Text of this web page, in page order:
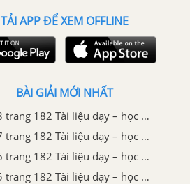
TẢI APP ĐỂ XEM OFFLINE
BÀI GIẢI MỚI NHẤT
Bài 18 trang 182 Tài liệu dạy – học toán 6 tập 1
Bài 17 trang 182 Tài liệu dạy – học toán 6 tập 1
Bài 16 trang 182 Tài liệu dạy – học toán 6 tập 1
Bài 15 trang 182 Tài liệu dạy – học toán 6 tập 1